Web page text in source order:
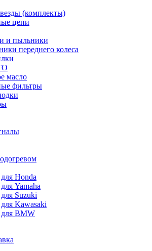
(комплекты)
цепи
и пыльники
переднего колеса
масло
фильтры
Honda
Yamaha
Suzuki
Kawasaki
BMW